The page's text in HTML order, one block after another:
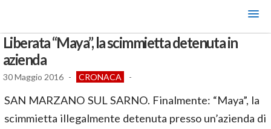
Liberata “Maya”, la scimmietta detenuta in
azienda
30 Maggio 2016 - CRONACA -
SAN MARZANO SUL SARNO. Finalmente: “Maya”, la
scimmietta illegalmente detenuta presso un’azienda di